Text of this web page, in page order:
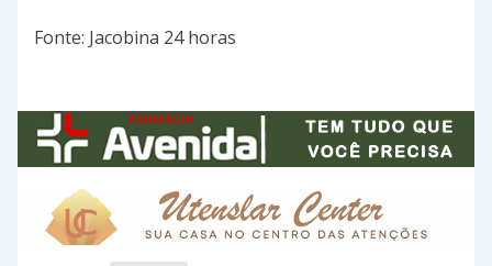
Fonte: Jacobina 24 horas